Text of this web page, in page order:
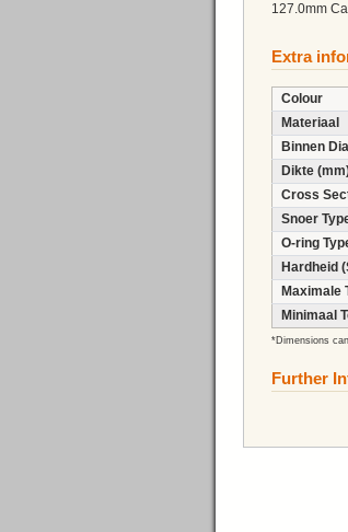
127.0mm
Extra
Colour
Materiaal
Binnen
Dikte
Cross
Snoer
O-ring
Hardheid
Maximale
Minimaal
*Dimensions
Further